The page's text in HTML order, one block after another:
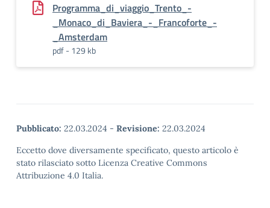
Programma_di_viaggio_Trento_-
_Monaco_di_Baviera_-_Francoforte_-
_Amsterdam
pdf - 129 kb
Pubblicato: 22.03.2024 - Revisione: 22.03.2024
Eccetto dove diversamente specificato, questo articolo è
stato rilasciato sotto Licenza Creative Commons
Attribuzione 4.0 Italia.